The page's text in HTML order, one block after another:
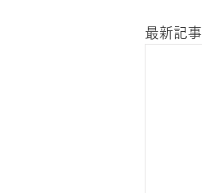
最新記事